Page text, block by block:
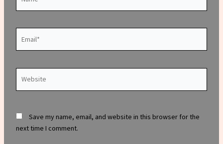
Save my name, email, and website in this browser for the
next time I comment.